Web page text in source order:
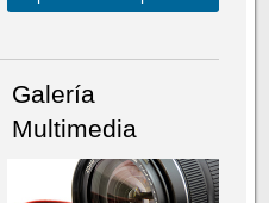
Galería
Multimedia